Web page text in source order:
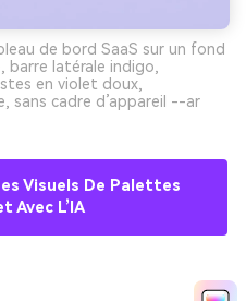
de bord SaaS sur un fond
barre latérale indigo,
en violet doux,
sans cadre d’appareil --ar
Visuels De Palettes
Avec L’IA